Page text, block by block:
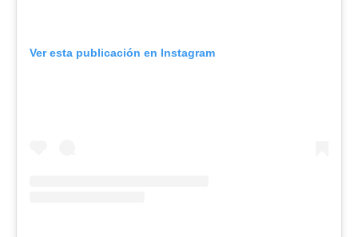
Ver esta publicación en Instagram